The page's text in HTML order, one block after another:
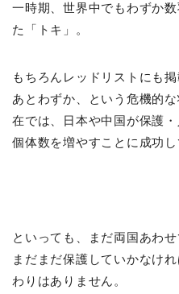
一時期、世界中でもわずか
た「トキ」。
もちろんレッドリストにも
あとわずか、という危機的
在では、日本や中国が保護
個体数を増やすことに成功し
といっても、まだ両国あわ
まだまだ保護していかなけ
わりはありません。